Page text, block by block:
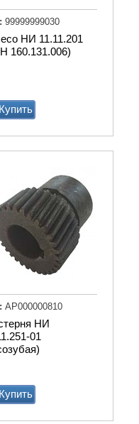
НИ 11.11.201
160.131.006)
Купить
99999999030
НИ
01
Купить
АР000000810